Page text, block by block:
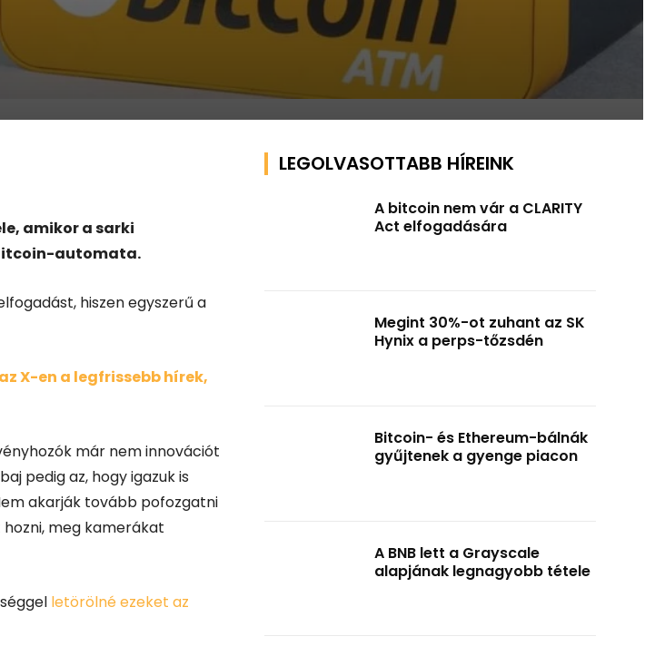
amikor a sarki
automata.
hiszen egyszerű a
X-en a legfrissebb hírek,
már nem innovációt
pedig az, hogy igazuk is
akarják tovább pofozgatni
meg kamerákat
letörölné ezeket az
LEGOLVASOTTABB HÍREINK
A bitcoin nem vár a CLARITY
Act elfogadására
Megint 30%-ot zuhant az SK
Hynix a perps-tőzsdén
Bitcoin- és Ethereum-bálnák
gyűjtenek a gyenge piacon
A BNB lett a Grayscale
alapjának legnagyobb tétele